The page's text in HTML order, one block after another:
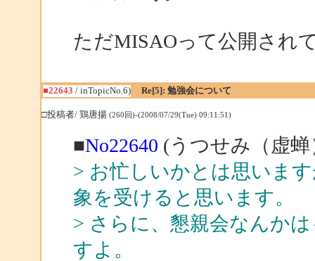
ただMISAOって公開され
■22643 / inTopicNo.6) Re[5]: 勉強会について
□投稿者/ 鶏唐揚 (260回)-(2008/07/29(Tue) 09:11:51)
■No22640 (うつせみ（虚
> お忙しいかとは思いま
象を受けると思います。
> さらに、懇親会なんか
すよ。